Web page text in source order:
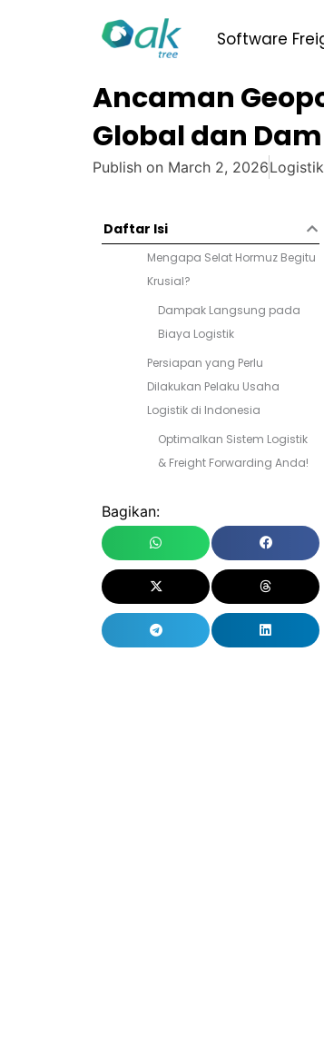
Software
Ancaman
Global dan
Publish on March 2, 2026Logistik
Daftar Isi
Mengapa Selat Hormuz Begitu
Krusial?
Dampak Langsung pada
Biaya Logistik
Persiapan yang Perlu
Dilakukan Pelaku Usaha
Logistik di Indonesia
Optimalkan Sistem Logistik
& Freight Forwarding Anda!
Bagikan: